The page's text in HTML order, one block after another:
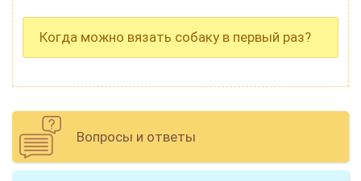
Когда можно вязать собаку в первый раз?
Вопросы и ответы